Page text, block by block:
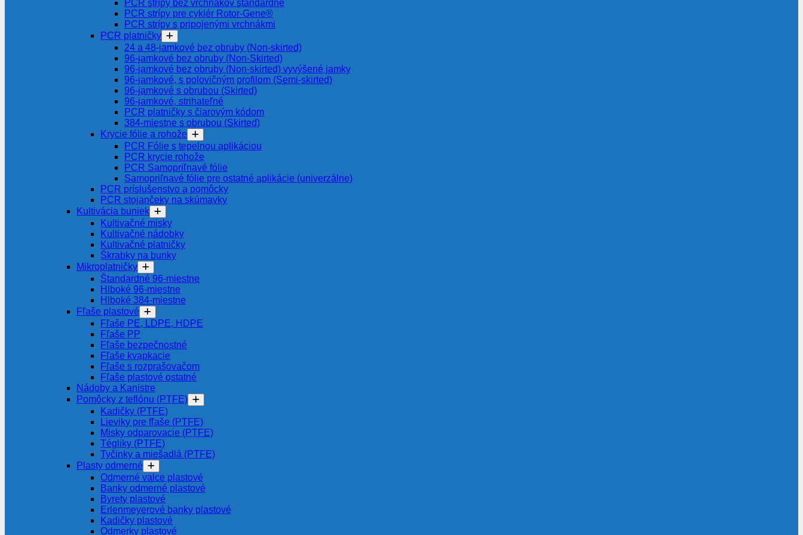
PCR strípy bez vrchnákov štandardné
PCR strípy pre cyklér Rotor-Gene®
PCR strípy s pripojenými vrchnákmi
PCR platničky
24 a 48-jamkové bez obruby (Non-skirted)
96-jamkové bez obruby (Non-Skirted)
96-jamkové bez obruby (Non-skirted) vyvýšené jamky
96-jamkové, s polovičným profilom (Semi-skirted)
96-jamkové s obrubou (Skirted)
96-jamkové, strihateľné
PCR platničky s čiarovým kódom
384-miestne s obrubou (Skirted)
Krycie fólie a rohože
PCR Fólie s tepelnou aplikáciou
PCR krycie rohože
PCR Samopriľnavé fólie
Samopriľnavé fólie pre ostatné aplikácie (univerzálne)
PCR príslušenstvo a pomôcky
PCR stojančeky na skúmavky
Kultivácia buniek
Kultivačné misky
Kultivačné nádobky
Kultivačné platničky
Škrabky na bunky
Mikroplatničky
Štandardné 96-miestne
Hlboké 96-miestne
Hlboké 384-miestne
Fľaše plastové
Fľaše PE, LDPE, HDPE
Fľaše PP
Fľaše bezpečnostné
Fľaše kvapkacie
Fľaše s rozprašovačom
Fľaše plastové ostatné
Nádoby a Kanistre
Pomôcky z teflónu (PTFE)
Kadičky (PTFE)
Lieviky pre fľaše (PTFE)
Misky odparovacie (PTFE)
Tégliky (PTFE)
Tyčinky a miešadlá (PTFE)
Plasty odmerné
Odmerné valce plastové
Banky odmerné plastové
Byrety plastové
Erlenmeyerové banky plastové
Kadičky plastové
Odmerky plastové